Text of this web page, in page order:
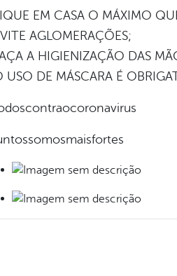
EM CASA O MÁXIMO
AGLOMERAÇÕES;
A HIGIENIZAÇÃO DAS
USO DE MÁSCARA É